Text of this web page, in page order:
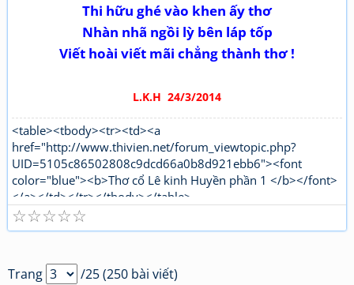
Thi hữu ghé vào khen ấy thơ
Nhàn nhã ngồi lỳ bên láp tốp
Viết hoài viết mãi chẳng thành thơ !
L.K.H 24/3/2014
<table><tbody><tr><td><a
href="http://www.thivien.net/forum_viewtopic.php?
UID=5105c86502808c9dcd66a0b8d921ebb6"><font
color="blue"><b>Thơ cổ Lê kinh Huyền phần 1 </b></font>
</a></td></tr></tbody></table>
"http://www.thivien.net/forum_viewtopic.php?
UID=bkDYrcuJOSk9GouaL4BqFQ"><font color="red">
</tr></tbody></table>[/html]
☆
☆
☆
☆
☆
Trang /25 (250 bài viết)